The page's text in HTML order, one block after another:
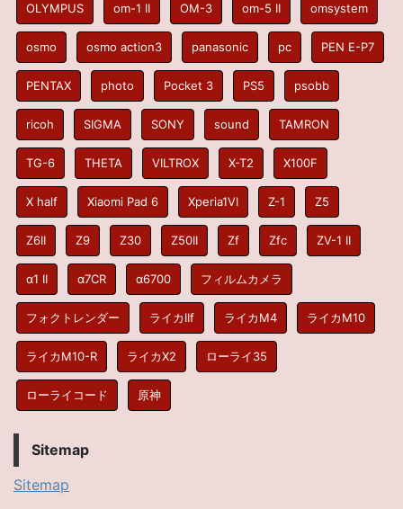
OLYMPUS om-1 II OM-3 om-5 II omsystem
osmo osmo action3 panasonic pc PEN E-P7
PENTAX photo Pocket 3 PS5 psobb
ricoh SIGMA SONY sound TAMRON
TG-6 THETA VILTROX X-T2 X100F
X half Xiaomi Pad 6 Xperia1VI Z-1 Z5
Z6II Z9 Z30 Z50II Zf Zfc ZV-1 II
α1 II α7CR α6700 フィルムカメラ
フォクトレンダー ライカIIf ライカM4 ライカM10
ライカM10-R ライカX2 ローライ35
ローライコード 原神
Sitemap
Sitemap